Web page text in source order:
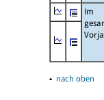
Im
▴ nach oben